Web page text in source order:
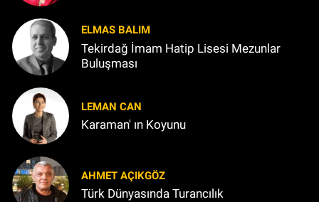
ELMAS BALIM
Tekirdağ İmam Hatip Lisesi Mezunlar
Buluşması
LEMAN CAN
Karaman' ın Koyunu
AHMET AÇIKGÖZ
Türk Dünyasında Turancılık